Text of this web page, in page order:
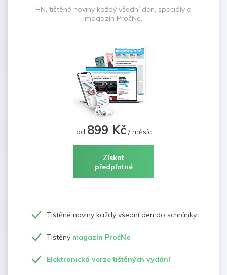
HN, tištěné noviny každý všední den, speciály a
magazín PročNe.
od 899 Kč/ měsíc
Získat
předplatné
Tištěné noviny každý všední den do schránky
Tištěný magazín PročNe
Elektronická verze tištěných vydání